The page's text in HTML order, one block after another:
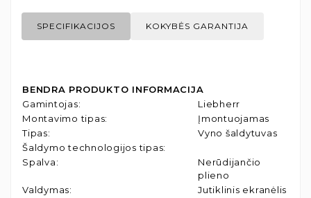
SPECIFIKACIJOS KOKYBĖS GARANTIJA
BENDRA PRODUKTO INFORMACIJA
Gamintojas:
Liebherr
Montavimo tipas:
Įmontuojamas
Tipas:
Vyno šaldytuvas
Šaldymo technologijos tipas:
Spalva:
Nerūdijančio
plieno
Valdymas:
Jutiklinis ekranėlis